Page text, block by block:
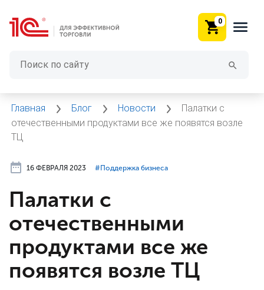
0
Главная Блог Новости
Палатки с
отечественными продуктами все же появятся возле
ТЦ
16 ФЕВРАЛЯ 2023 #⁣Поддержка бизнеса
Палатки с
отечественными
продуктами все же
появятся возле ТЦ